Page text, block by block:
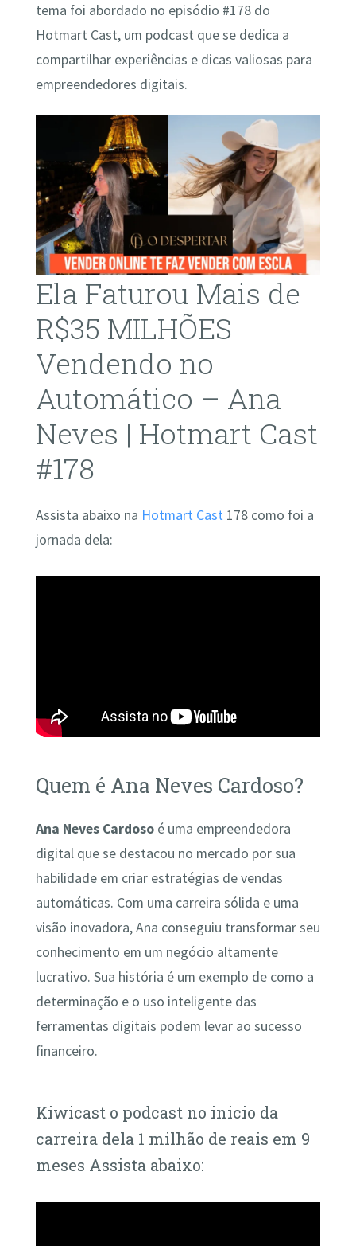
tema foi abordado no episódio #178 do
Hotmart Cast, um podcast que se dedica a
compartilhar experiências e dicas valiosas para
empreendedores digitais.
Ela Faturou Mais de
R$35 MILHÕES
Vendendo no
Automático – Ana
Neves | Hotmart Cast
#178
Assista abaixo na Hotmart Cast178 como foi a
jornada dela:
Quem é Ana Neves Cardoso?
Ana Neves Cardosoé uma empreendedora
digital que se destacou no mercado por sua
habilidade em criar estratégias de vendas
automáticas. Com uma carreira sólida e uma
visão inovadora, Ana conseguiu transformar seu
conhecimento em um negócio altamente
lucrativo. Sua história é um exemplo de como a
determinação e o uso inteligente das
ferramentas digitais podem levar ao sucesso
financeiro.
Kiwicast o podcast no inicio da
carreira dela 1 milhão de reais em 9
meses Assista abaixo: